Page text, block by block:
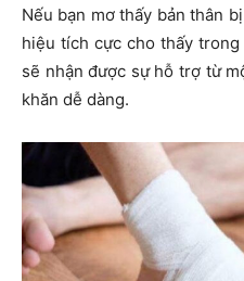
Nếu bạn mơ thấy bản thân
hiệu tích cực cho thấy
sẽ nhận được sự hỗ trợ từ
khăn dễ dàng.